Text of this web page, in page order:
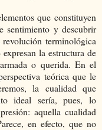
que constituyen
sentimiento y descubrir
terminológica
la estructura de
o querida. En el
teórica que le
la cualidad que
ideal sería, pues, lo
aquella cualidad
en efecto, que no